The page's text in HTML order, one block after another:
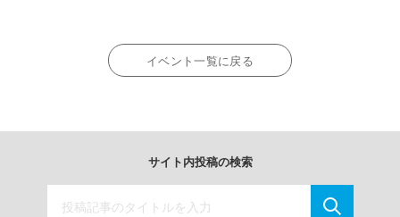
イベント一覧に戻る
サイト内投稿の検索